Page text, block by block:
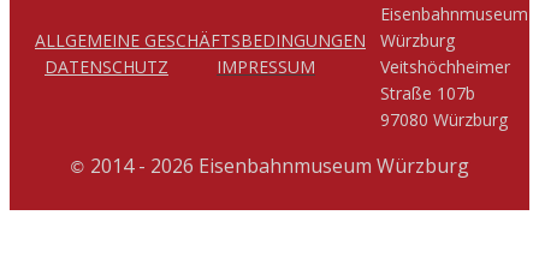
ALLGEMEINE GESCHÄFTSBEDINGUNGEN
DATENSCHUTZ
IMPRESSUM
Eisenbahnmuseum
Würzburg
Veitshöchheimer
Straße 107b
97080 Würzburg
© 2014 - 2026 Eisenbahnmuseum Würzburg